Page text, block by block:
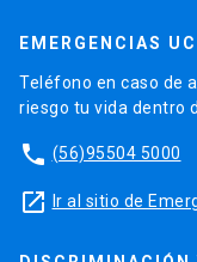
EMERGENCIAS UC
Teléfono en caso de
riesgo tu vida dentro
phone (56)95504 5000
launch Ir al sitio de